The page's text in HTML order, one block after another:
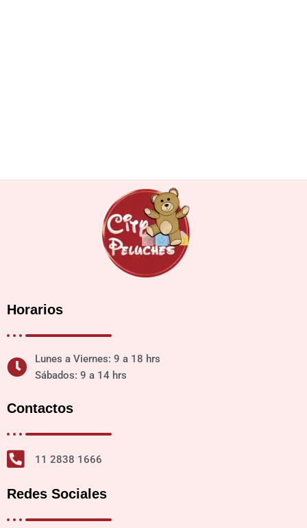
Horarios
Lunes a Viernes: 9 a 18 hrs
Sábados: 9 a 14 hrs
Contactos
11 2838 1666
Redes Sociales